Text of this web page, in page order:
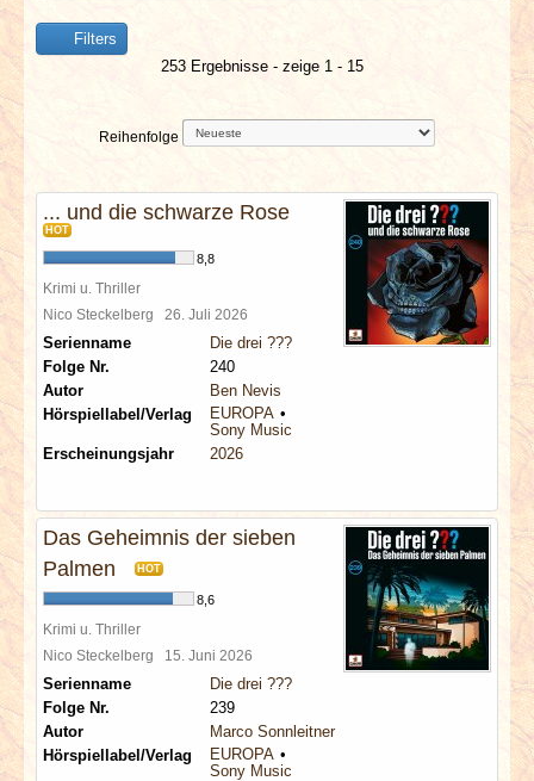
BERICHTE
VERLOSUNGEN
SPECIALS
REDAKTION
LINKS
ARCHIV
Filters
253 Ergebnisse - zeige 1 - 15
Reihenfolge
... und die schwarze Rose
HOT
8,8
Krimi u. Thriller
Nico Steckelberg 26. Juli 2026
Serienname
Die drei ???
Folge Nr.
240
Autor
Ben Nevis
Hörspiellabel/Verlag
EUROPA
Sony Music
Erscheinungsjahr
2026
Das Geheimnis der sieben
Palmen
HOT
8,6
Krimi u. Thriller
Nico Steckelberg 15. Juni 2026
Serienname
Die drei ???
Folge Nr.
239
Autor
Marco Sonnleitner
Hörspiellabel/Verlag
EUROPA
Sony Music